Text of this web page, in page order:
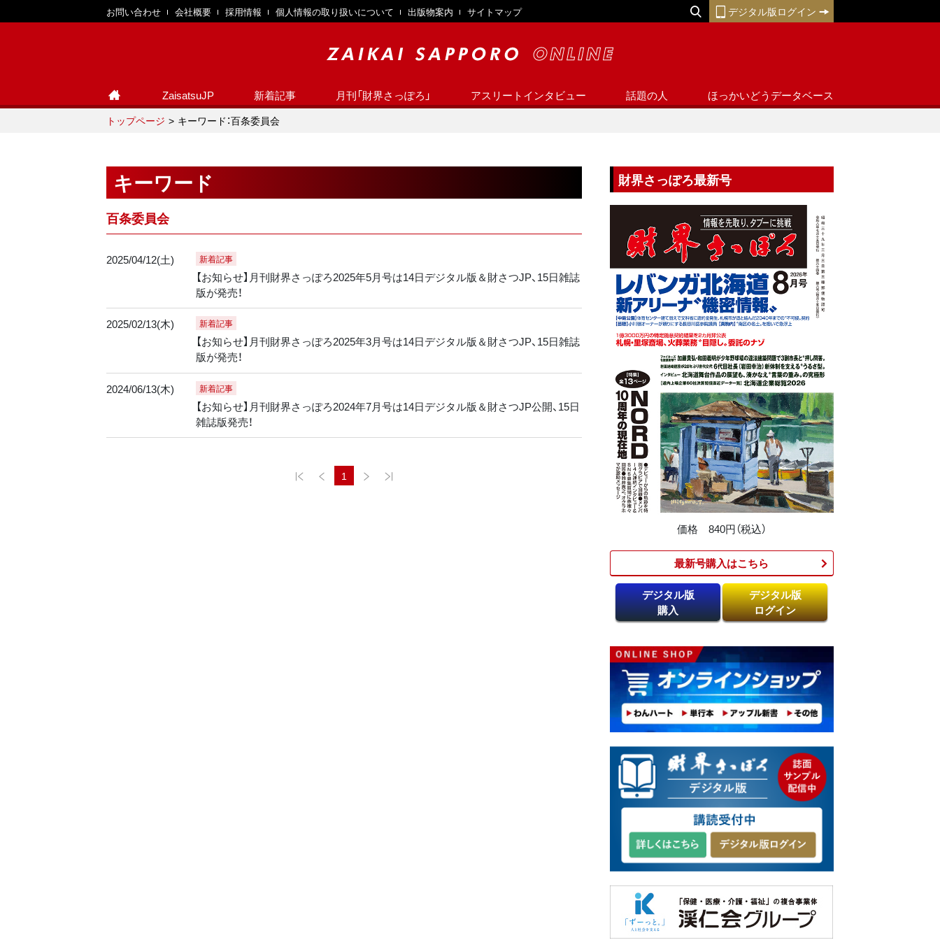
お問い合わせ 会社概要 採用情報 個人情報の取り扱いについて 出版物案内 サイトマップ デジタル版ログイン
ZaisatsuJP 新着記事 月刊「財界さっぽろ」 アスリートインタビュー 話題の人 ほっかいどうデータベース
トップページ キーワード：百条委員会
キーワード
百条委員会
2025/04/12(土) 新着記事
【お知らせ】月刊財界さっぽろ2025年5月号は14日デジタル版＆財さつJP、15日雑誌
版が発売！
2025/02/13(木) 新着記事
【お知らせ】月刊財界さっぽろ2025年3月号は14日デジタル版＆財さつJP、15日雑誌
版が発売！
2024/06/13(木) 新着記事
【お知らせ】月刊財界さっぽろ2024年7月号は14日デジタル版＆財さつJP公開、15日
雑誌版発売！
1
財界さっぽろ最新号
価格 840円（税込）
最新号購入はこちら​
デジタル版
購入
デジタル版
ログイン